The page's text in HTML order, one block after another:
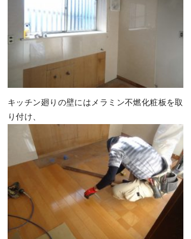
キッチン廻りの壁にはメラミン不燃化粧板を取
り付け、